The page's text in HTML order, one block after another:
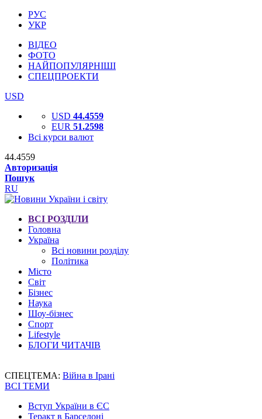
РУС
УКР
ВІДЕО
ФОТО
НАЙПОПУЛЯРНІШІ
СПЕЦПРОЕКТИ
USD
USD 44.4559
EUR 51.2598
Всі курси валют
44.4559
Авторизація
Пошук
RU
ВСІ РОЗДІЛИ
Головна
Україна
Всі новини розділу
Політика
Місто
Світ
Бізнес
Наука
Шоу-бізнес
Спорт
Lifestyle
БЛОГИ ЧИТАЧІВ
СПЕЦТЕМА: Війна в Ірані
ВСІ ТЕМИ
Вступ України в ЄС
Теракт в Барселоні